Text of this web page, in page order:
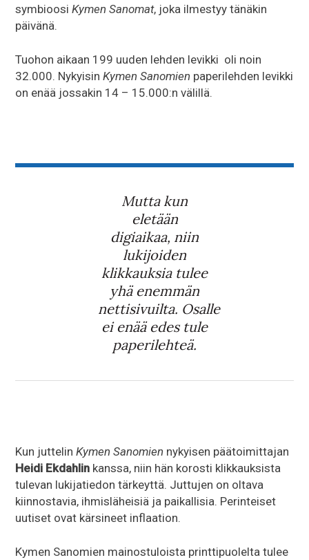
symbioosiKymen Sanomat, joka ilmestyy tänäkin
päivänä.
Tuohon aikaan 199 uuden lehden levikki oli noin
32.000. NykyisinKymen Sanomien paperilehden levikki
on enää jossakin 14 – 15.000:n välillä.
Mutta kun
eletään
digiaikaa, niin
lukijoiden
klikkauksia tulee
yhä enemmän
nettisivuilta. Osalle
ei enää edes tule
paperilehteä.
Kun juttelinKymen Sanomien nykyisen päätoimittajan
Heidi Ekdahlin kanssa, niin hän korosti klikkauksista
tulevan lukijatiedon tärkeyttä. Juttujen on oltava
kiinnostavia, ihmisläheisiä ja paikallisia. Perinteiset
uutiset ovat kärsineet inflaation.
Kymen Sanomien mainostuloista printtipuolelta tulee